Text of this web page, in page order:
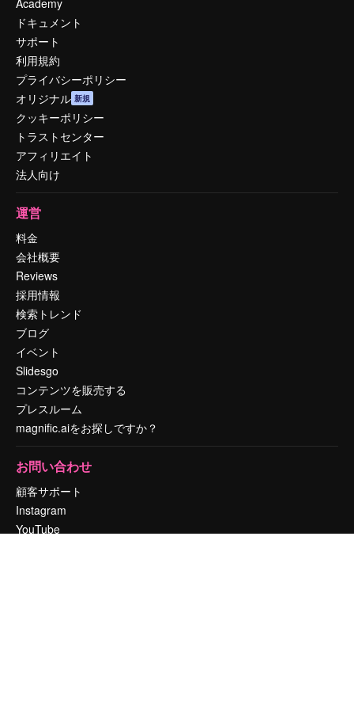
Academy
ドキュメント
サポート
利用規約
プライバシーポリシー
オリジナル 新規
クッキーポリシー
トラストセンター
アフィリエイト
法人向け
運営
料金
会社概要
Reviews
採用情報
検索トレンド
ブログ
イベント
Slidesgo
コンテンツを販売する
プレスルーム
magnific.aiをお探しですか？
お問い合わせ
顧客サポート
Instagram
YouTube